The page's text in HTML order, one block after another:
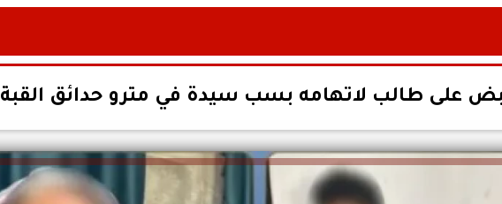
على طالب لاتهامه بسب سيدة في مترو حدائق القبة